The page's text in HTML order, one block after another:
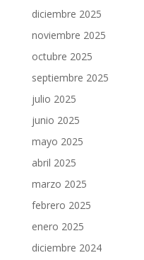
diciembre 2025
noviembre 2025
octubre 2025
septiembre 2025
julio 2025
junio 2025
mayo 2025
abril 2025
marzo 2025
febrero 2025
enero 2025
diciembre 2024